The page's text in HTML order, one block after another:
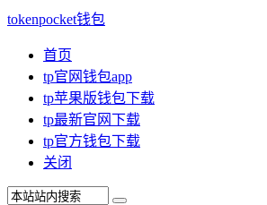
tokenpocket钱包
首页
tp官网钱包app
tp苹果版钱包下载
tp最新官网下载
tp官方钱包下载
关闭